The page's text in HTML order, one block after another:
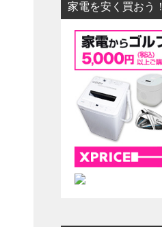
家電を安く買おう！